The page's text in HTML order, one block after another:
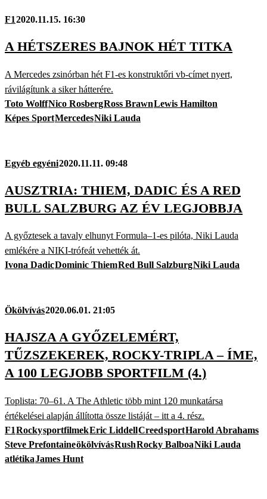
F12020.11.15. 16:30
A HÉTSZERES BAJNOK HÉT TITKA
A Mercedes zsinórban hét F1-es konstruktőri vb-címet nyert,
rávilágítunk a siker hátterére.
Toto WolffNico RosbergRoss BrawnLewis Hamilton
Képes SportMercedesNiki Lauda
Egyéb egyéni2020.11.11. 09:48
AUSZTRIA: THIEM, DADIC ÉS A RED
BULL SALZBURG AZ ÉV LEGJOBBJA
A győztesek a tavaly elhunyt Formula–1-es pilóta, Niki Lauda
emlékére a NIKI-trófeát vehették át.
Ivona DadicDominic ThiemRed Bull SalzburgNiki Lauda
Ökölvívás2020.06.01. 21:05
HAJSZA A GYŐZELEMÉRT,
TŰZSZEKEREK, ROCKY-TRIPLA – ÍME,
A 100 LEGJOBB SPORTFILM (4.)
Toplista: 70–61. A The Athletic több mint 120 munkatársa
értékelései alapján állította össze listáját – itt a 4. rész.
F1RockysportfilmekEric LiddellCreedsportHarold Abrahams
Steve PrefontaineökölvívásRushRocky BalboaNiki Lauda
atlétikaJames Hunt